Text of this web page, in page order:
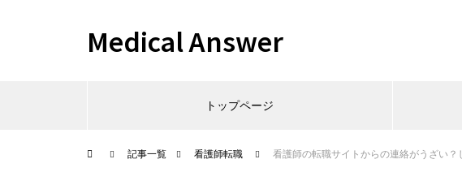
Medical Answer
トップページ
記事一覧 看護師転職 看護師の転職サイトからの連絡がうざい